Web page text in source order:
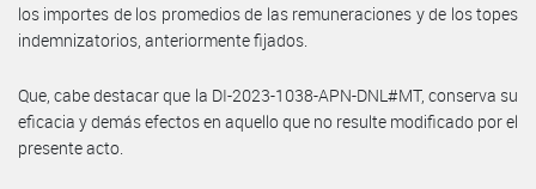
los importes de los promedios de las remuneraciones y de los topes
indemnizatorios, anteriormente fijados.
Que, cabe destacar que la DI-2023-1038-APN-DNL#MT, conserva su
eficacia y demás efectos en aquello que no resulte modificado por el
presente acto.